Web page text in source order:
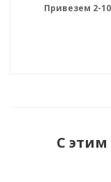
Привезем 2-
С